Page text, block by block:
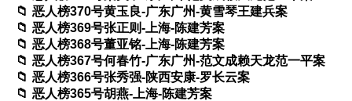
恶人榜370号黄玉良-广东广州-黄雪琴王建兵案
恶人榜369号张正则-上海-陈建芳案
恶人榜368号董亚铭-上海-陈建芳案
恶人榜367号何春竹-广东广州-范文成赖天龙范一平案
恶人榜366号张秀强-陕西安康-罗长云案
恶人榜365号胡燕-上海-陈建芳案